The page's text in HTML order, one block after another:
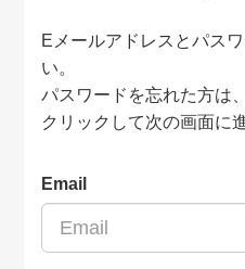
Eメールアドレスとパス
い。
パスワードを忘れた方は
クリックして次の画面に
Email